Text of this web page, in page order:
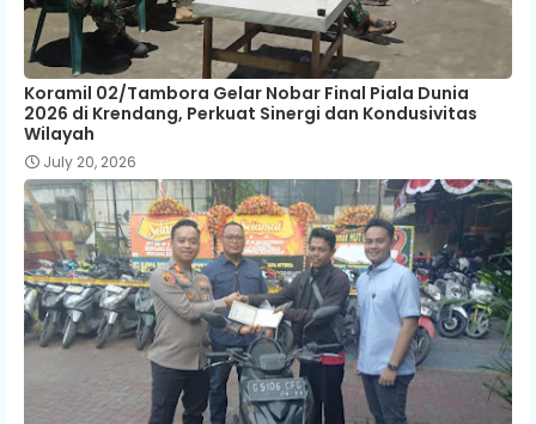
Koramil 02/Tambora Gelar Nobar Final Piala Dunia
2026 di Krendang, Perkuat Sinergi dan Kondusivitas
Wilayah
July 20, 2026